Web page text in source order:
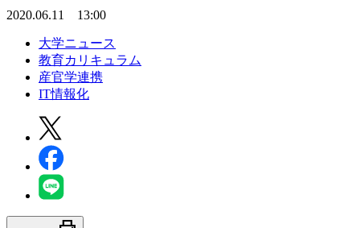
2020.06.11 13:00
大学ニュース
教育カリキュラム
産官学連携
IT情報化